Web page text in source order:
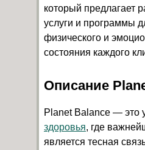
который предлагает
услуги и программы
физического и
состояния каждого
Описание
Planet Balance — это
здоровья, где
является тесная